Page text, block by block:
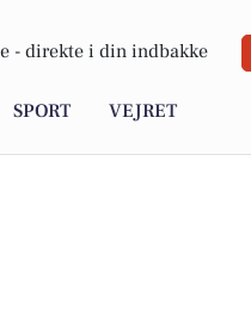
- direkte i din indbakke
SPORT VEJRET